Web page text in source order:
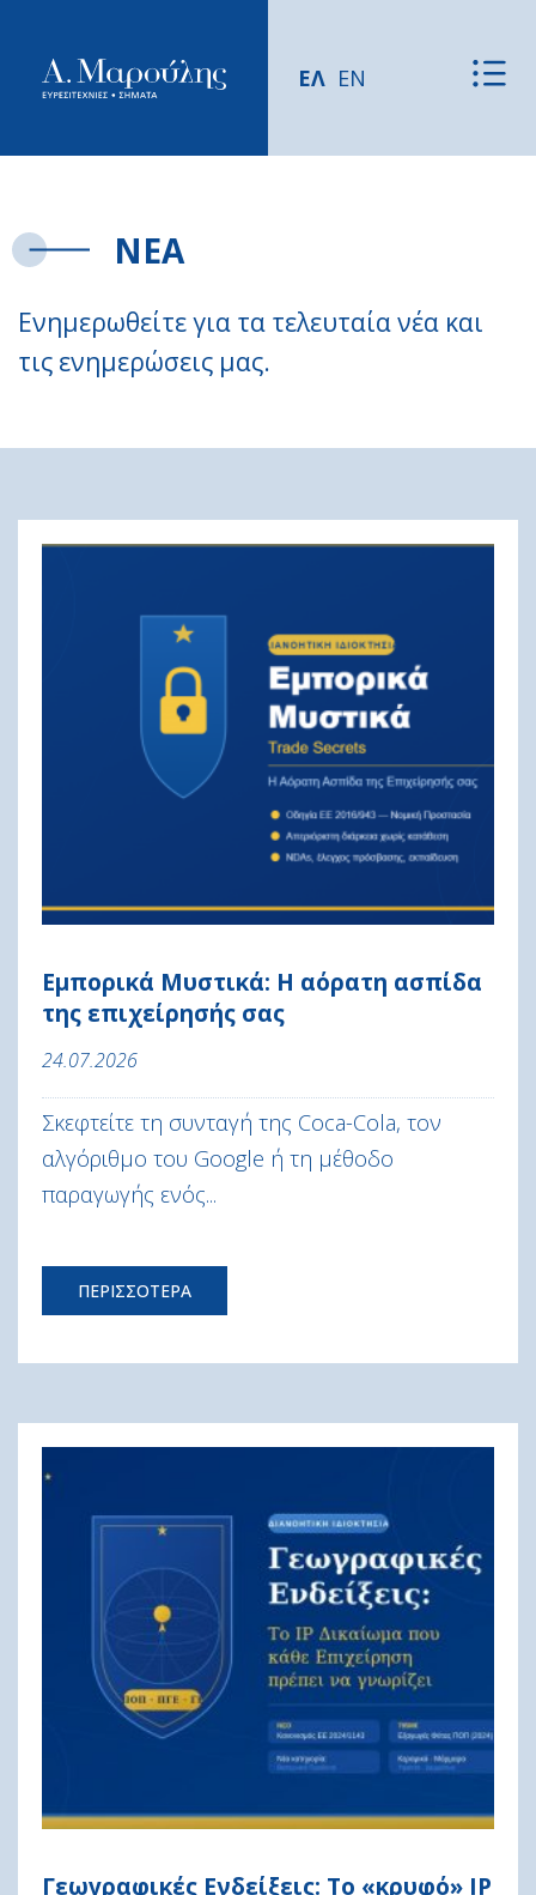
ΕΛ EN
ΝΕΑ
Ενημερωθείτε για τα τελευταία νέα και
τις ενημερώσεις μας.
Εμπορικά Μυστικά: Η αόρατη ασπίδα
της επιχείρησής σας
24.07.2026
Σκεφτείτε τη συνταγή της Coca-Cola, τον
αλγόριθμο του Google ή τη μέθοδο
παραγωγής ενός...
ΠΕΡΙΣΣΟΤΕΡΑ
Γεωγραφικές Ενδείξεις: Το «κρυφό» IP